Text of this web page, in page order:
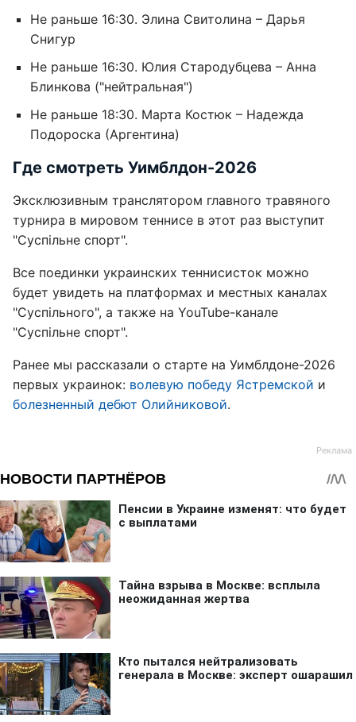
Не раньше 16:30. Элина Свитолина – Дарья
Снигур
Не раньше 16:30. Юлия Стародубцева – Анна
Блинкова ("нейтральная")
Не раньше 18:30. Марта Костюк – Надежда
Подороска (Аргентина)
Где смотреть Уимблдон-2026
Эксклюзивным транслятором главного травяного
турнира в мировом теннисе в этот раз выступит
"Суспільне спорт".
Все поединки украинских теннисисток можно
будет увидеть на платформах и местных каналах
"Суспільного", а также на YouTube-канале
"Суспільне спорт".
Ранее мы рассказали о старте на Уимблдоне-2026
первых украинок: волевую победу Ястремской и
болезненный дебют Олийниковой.